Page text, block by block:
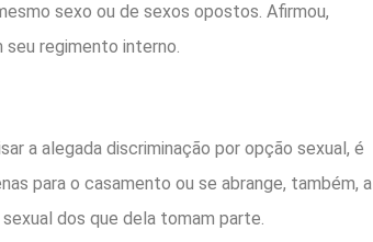
sexo ou de sexos opostos. Afirmou,
regimento interno.
a alegada discriminação por opção sexual, é
para o casamento ou se abrange, também, a
dos que dela tomam parte.